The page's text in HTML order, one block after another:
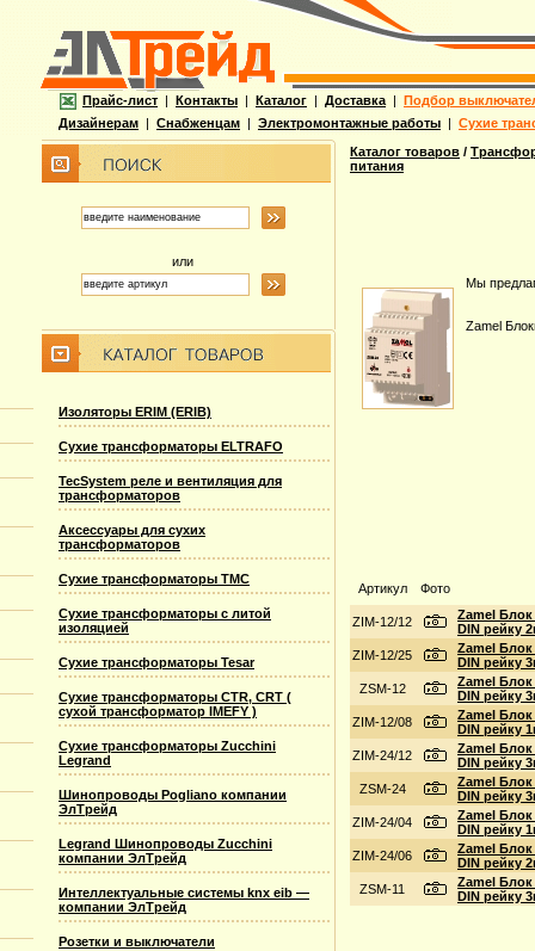
Прайс-лист | Контакты | Каталог | Доставка | Подбор
Дизайнерам | Снабженцам | Электромонтажные работы | Сухие
или
Изоляторы ERIM (ERIB)
Сухие трансформаторы ELTRAFO
TecSystem реле и вентиляция для
трансформаторов
Аксессуары для сухих
трансформаторов
Сухие трансформаторы TMC
Сухие трансформаторы с литой
изоляцией
Сухие трансформаторы Tesar
Сухие трансформаторы CTR, CRT (
сухой трансформатор IMEFY )
Сухие трансформаторы Zucchini
Legrand
Шинопроводы Pogliano компании
ЭлТрейд
Legrand Шинопроводы Zucchini
компании ЭлТрейд
Интеллектуальные системы knx eib —
компании ЭлТрейд
Розетки и выключатели
Каталог товаров /
питания
Мы
Zamel
Артикул Фото
ZIM-12/12
Zamel Блок
DIN рейку
ZIM-12/25
Zamel Блок
DIN рейку
ZSM-12
Zamel Блок
DIN рейку
ZIM-12/08
Zamel Блок
DIN рейку
ZIM-24/12
Zamel Блок
DIN рейку
ZSM-24
Zamel Блок
DIN рейку
ZIM-24/04
Zamel Блок
DIN рейку
ZIM-24/06
Zamel Блок
DIN рейку
ZSM-11
Zamel Блок
DIN рейку